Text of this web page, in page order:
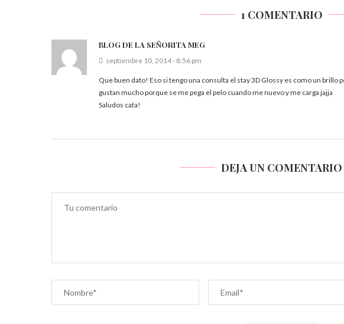
1 COMENTARIO
BLOG DE LA SEÑORITA MEG
septiembre 10, 2014 - 8:56 pm
Que buen dato! Eso si tengo una consulta el stay 3D Glossy es como un brillo
gustan mucho porque se me pega el pelo cuando me nuevo y me carga jajja
Saludos cata!
DEJA UN COMENTARIO